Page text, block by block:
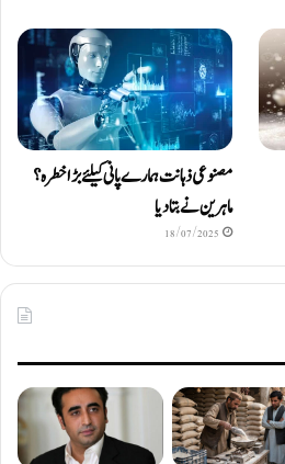
مصنوعی ذہانت ہمارے پانی کیلئے بڑا خطرہ؟
ماہرین نے بتا دیا
18/07/2025